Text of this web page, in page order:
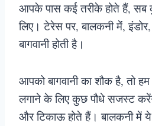
आपके पास कई तरीके होते हैं,
लिए। टेरेस पर, बालकनी मेंं, इंडोर,
बागवानी होती है।
आपको बागवानी का शौक है, तो
लगाने के लिए कुछ पौधे सजस्ट
और टिकाऊ होते हैं। बालकनी में ये